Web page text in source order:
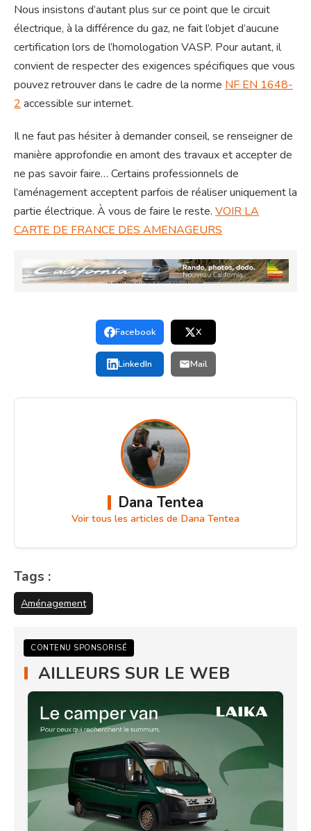
Nous insistons d’autant plus sur ce point que le circuit
électrique, à la différence du gaz, ne fait l’objet d’aucune
certification lors de l’homologation VASP. Pour autant, il
convient de respecter des exigences spécifiques que vous
pouvez retrouver dans le cadre de la norme NF EN 1648-
2 accessible sur internet.
Il ne faut pas hésiter à demander conseil, se renseigner de
manière approfondie en amont des travaux et accepter de
ne pas savoir faire… Certains professionnels de
l’aménagement acceptent parfois de réaliser uniquement la
partie électrique. À vous de faire le reste. VOIR LA
CARTE DE FRANCE DES AMENAGEURS
Facebook X
LinkedIn Mail
Dana Tentea
Voir tous les articles de Dana Tentea
Tags :
Aménagement
CONTENU SPONSORISÉ
AILLEURS SUR LE WEB